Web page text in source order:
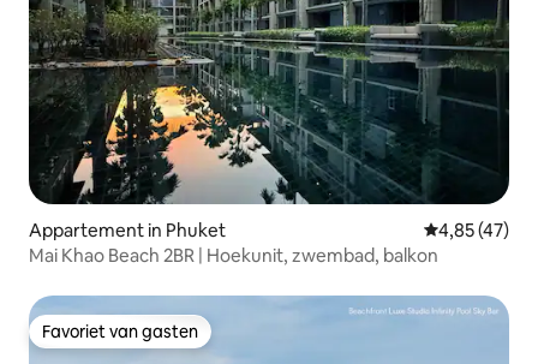
Appartement in Phuket Gemiddelde
4,85 (47)
Mai Khao Beach 2BR | Hoekunit, zwembad, balkon
Favoriet van gasten
Favoriet van gasten